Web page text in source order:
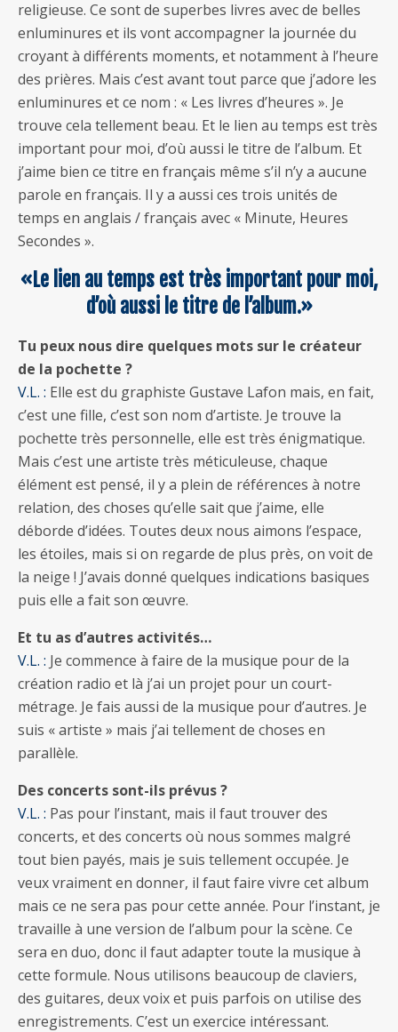
religieuse. Ce sont de superbes livres avec de belles
enluminures et ils vont accompagner la journée du
croyant à différents moments, et notamment à l’heure
des prières. Mais c’est avant tout parce que j’adore les
enluminures et ce nom : « Les livres d’heures ». Je
trouve cela tellement beau. Et le lien au temps est très
important pour moi, d’où aussi le titre de l’album. Et
j’aime bien ce titre en français même s’il n’y a aucune
parole en français. Il y a aussi ces trois unités de
temps en anglais / français avec « Minute, Heures
Secondes ».
«Le lien au temps est très important pour moi,
d’où aussi le titre de l’album.»
Tu peux nous dire quelques mots sur le créateur
de la pochette ?
V.L. : Elle est du graphiste Gustave Lafon mais, en fait,
c’est une fille, c’est son nom d’artiste. Je trouve la
pochette très personnelle, elle est très énigmatique.
Mais c’est une artiste très méticuleuse, chaque
élément est pensé, il y a plein de références à notre
relation, des choses qu’elle sait que j’aime, elle
déborde d’idées. Toutes deux nous aimons l’espace,
les étoiles, mais si on regarde de plus près, on voit de
la neige ! J’avais donné quelques indications basiques
puis elle a fait son œuvre.
Et tu as d’autres activités…
V.L. : Je commence à faire de la musique pour de la
création radio et là j’ai un projet pour un court-
métrage. Je fais aussi de la musique pour d’autres. Je
suis « artiste » mais j’ai tellement de choses en
parallèle.
Des concerts sont-ils prévus ?
V.L. : Pas pour l’instant, mais il faut trouver des
concerts, et des concerts où nous sommes malgré
tout bien payés, mais je suis tellement occupée. Je
veux vraiment en donner, il faut faire vivre cet album
mais ce ne sera pas pour cette année. Pour l’instant, je
travaille à une version de l’album pour la scène. Ce
sera en duo, donc il faut adapter toute la musique à
cette formule. Nous utilisons beaucoup de claviers,
des guitares, deux voix et puis parfois on utilise des
enregistrements. C’est un exercice intéressant.